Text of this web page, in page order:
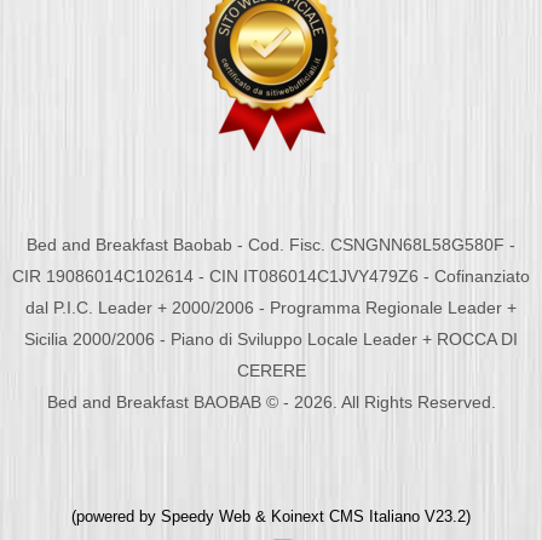
Bed and Breakfast Baobab - Cod. Fisc. CSNGNN68L58G580F -
CIR 19086014C102614 - CIN IT086014C1JVY479Z6 - Cofinanziato
dal P.I.C. Leader + 2000/2006 - Programma Regionale Leader +
Sicilia 2000/2006 - Piano di Sviluppo Locale Leader + ROCCA DI
CERERE
Bed and Breakfast BAOBAB © - 2026. All Rights Reserved.
(powered by Speedy Web & Koinext CMS Italiano V23.2)